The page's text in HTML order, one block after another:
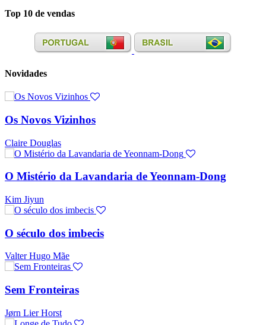
Top 10 de vendas
Novidades
Os Novos Vizinhos
Claire Douglas
O Mistério da Lavandaria de Yeonnam-Dong
Kim Jiyun
O século dos imbecis
Valter Hugo Mãe
Sem Fronteiras
Jørn Lier Horst